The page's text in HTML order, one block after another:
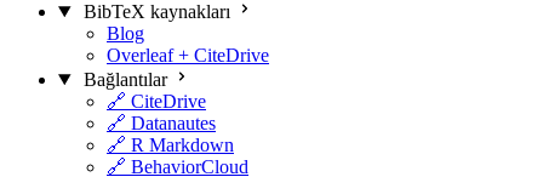
BibTeX kaynakları
Blog
Overleaf + CiteDrive
Bağlantılar
🔗 CiteDrive
🔗 Datanautes
🔗 R Markdown
🔗 BehaviorCloud